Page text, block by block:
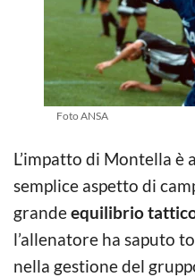
Foto ANSA
L’impatto di Montella è
semplice aspetto di
grandeequilibrio
l’allenatore ha saputo
nella gestione del